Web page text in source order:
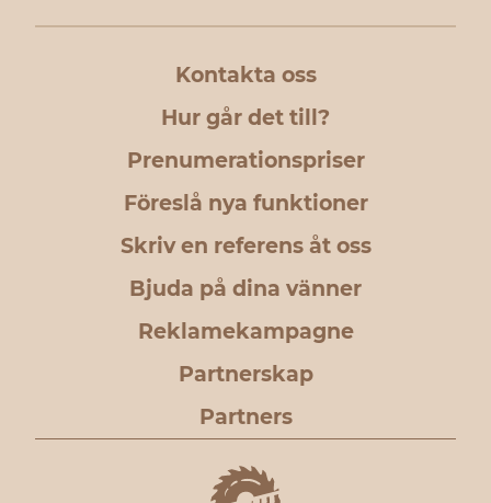
Kontakta oss
Hur går det till?
Prenumerationspriser
Föreslå nya funktioner
Skriv en referens åt oss
Bjuda på dina vänner
Reklamekampagne
Partnerskap
Partners